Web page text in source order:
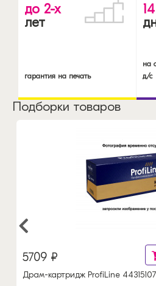
до 2-х
лет
гарантия на печать
14
на
д/с
Подборки товаров
5709 ₽
Драм-картридж ProfiLine 44315107